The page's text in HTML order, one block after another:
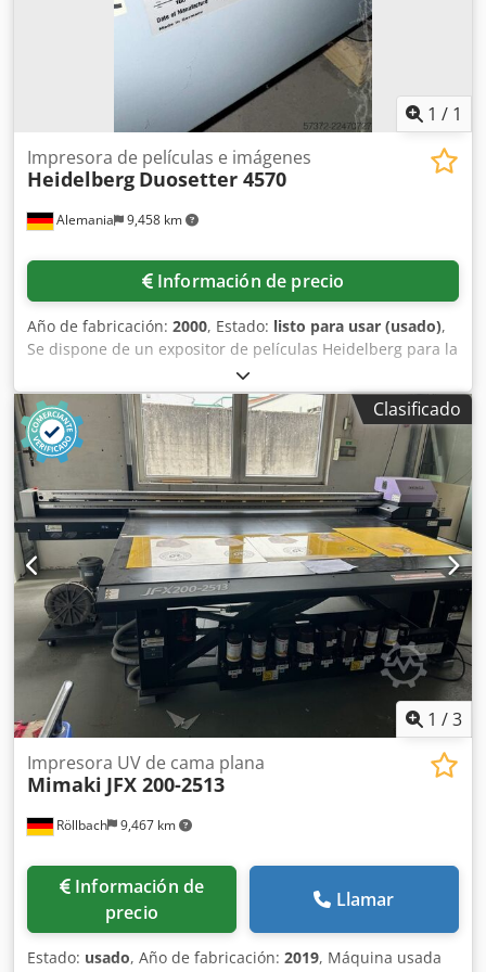
1 / 1
Alemania 9,458 km
Impresora de películas e imágenes
Heidelberg Duosetter 4570
Información de precio
Año de fabricación: 2000, Estado: listo para usar (usado),
Se dispone de un expositor de películas Heidelberg para la
preimpresión. Longitud de onda del láser: 680 nm, clase
de láser: 1, formato máximo de positivo: 505 mm/535 mm,
formato máximo de negativo: 505 mm/545 mm, longitud de
la línea de escaneo: 505 mm, frecuencia máxima de trama:
200 lpi, precisión de repetición: +/- 5 µm, velocidad
máxima de salida: aproximadamente 1320 mm/h,
materiales: papel RC/película/placas de impresión de
poliéster, grosor máximo del material: 0,2 mm.
Dimensiones de la máquina X/Y/Z: aproximadamente 1200
mm/750 mm/1100 mm, peso: aproximadamente 250 kg. Es
posible realizar una inspección en las instalaciones.
Crodpfxozq Ecie Ah Djf
Clasificado
1 /3
Röllbach 9,467 km
Impresora UV de cama plana
Mimaki JFX 200-2513
Información de
precio
Llamar
Estado: usado, Año de fabricación: 2019, Máquina usada